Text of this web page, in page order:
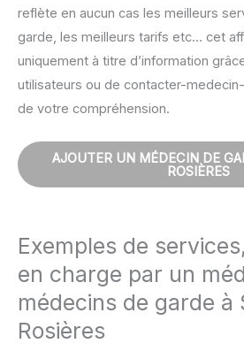
reflète en aucun cas les meilleurs
garde, les meilleurs tarifs etc… cet
uniquement à titre d’information
utilisateurs ou de contacter-
de votre compréhension.
AJOUTER UN MÉDECIN DE
ROSIÈRES
Exemples de
en charge par un
médecins de garde à
Rosières